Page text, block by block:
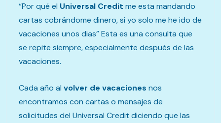
“Por qué el Universal Credit me esta mandando
cartas cobrándome dinero, si yo solo me he ido de
vacaciones unos dias” Esta es una consulta que
se repite siempre, especialmente después de las
vacaciones.
Cada año al volver de vacaciones nos
encontramos con cartas o mensajes de
solicitudes del Universal Credit diciendo que las